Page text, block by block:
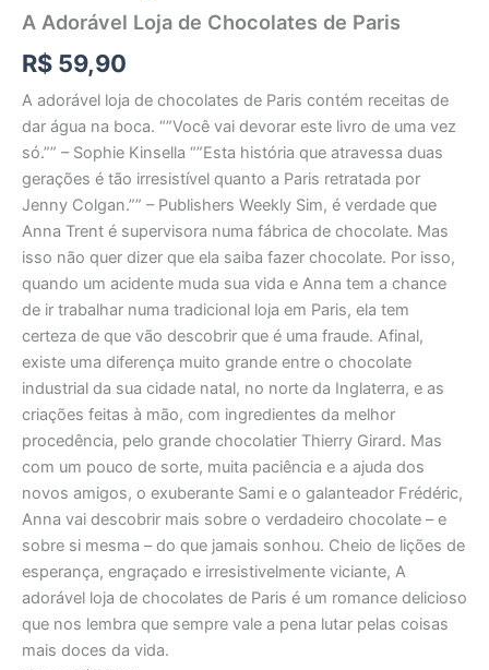
A Adorável Loja de Chocolates de Paris
R$ 59,90
A adorável loja de chocolates de Paris contém receitas de
dar água na boca. “”Você vai devorar este livro de uma vez
só.”” – Sophie Kinsella “”Esta história que atravessa duas
gerações é tão irresistível quanto a Paris retratada por
Jenny Colgan.”” – Publishers Weekly Sim, é verdade que
Anna Trent é supervisora numa fábrica de chocolate. Mas
isso não quer dizer que ela saiba fazer chocolate. Por isso,
quando um acidente muda sua vida e Anna tem a chance
de ir trabalhar numa tradicional loja em Paris, ela tem
certeza de que vão descobrir que é uma fraude. Afinal,
existe uma diferença muito grande entre o chocolate
industrial da sua cidade natal, no norte da Inglaterra, e as
criações feitas à mão, com ingredientes da melhor
procedência, pelo grande chocolatier Thierry Girard. Mas
com um pouco de sorte, muita paciência e a ajuda dos
novos amigos, o exuberante Sami e o galanteador Frédéric,
Anna vai descobrir mais sobre o verdadeiro chocolate – e
sobre si mesma – do que jamais sonhou. Cheio de lições de
esperança, engraçado e irresistivelmente viciante, A
adorável loja de chocolates de Paris é um romance delicioso
que nos lembra que sempre vale a pena lutar pelas coisas
mais doces da vida.